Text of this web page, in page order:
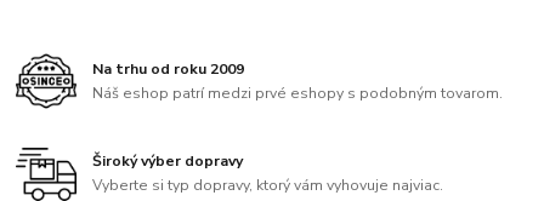
Na trhu od roku 2009
Náš eshop patrí medzi prvé eshopy s podobným tovarom.
Široký výber dopravy
Vyberte si typ dopravy, ktorý vám vyhovuje najviac.